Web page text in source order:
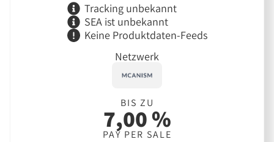
Tracking unbekannt
SEA ist unbekannt
Keine Produktdaten-Feeds
Netzwerk
BIS ZU
7,00 %
PAY PER SALE